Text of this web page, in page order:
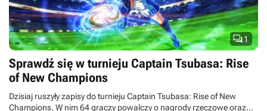
1
Sprawdź się w turnieju Captain Tsubasa: Rise
of New Champions
Dzisiaj ruszyły zapisy do turnieju Captain Tsubasa: Rise of New
Champions. W nim 64 graczy powalczy o nagrody rzeczowe oraz